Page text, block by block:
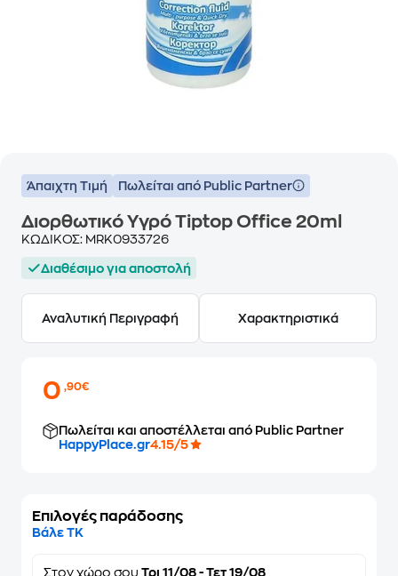
Άπαιχτη Τιμή Πωλείται από Public Partner
Διορθωτικό Υγρό Tiptop Office 20ml
ΚΩΔΙΚΟΣ: MRK0933726
Διαθέσιμο για αποστολή
Αναλυτική Περιγραφή Χαρακτηριστικά
0,90€
Πωλείται και αποστέλλεται από Public Partner
HappyPlace.gr4.15/5
Επιλογές παράδοσης
Βάλε ΤΚ
Στον χώρο σου Τρι 11/08 - Τετ 19/08